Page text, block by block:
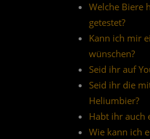
Welche Biere
getestet?
Kann ich mir
wünschen?
Seid ihr auf
Seid ihr die
Heliumbier?
Habt ihr auch
Wie kann ich